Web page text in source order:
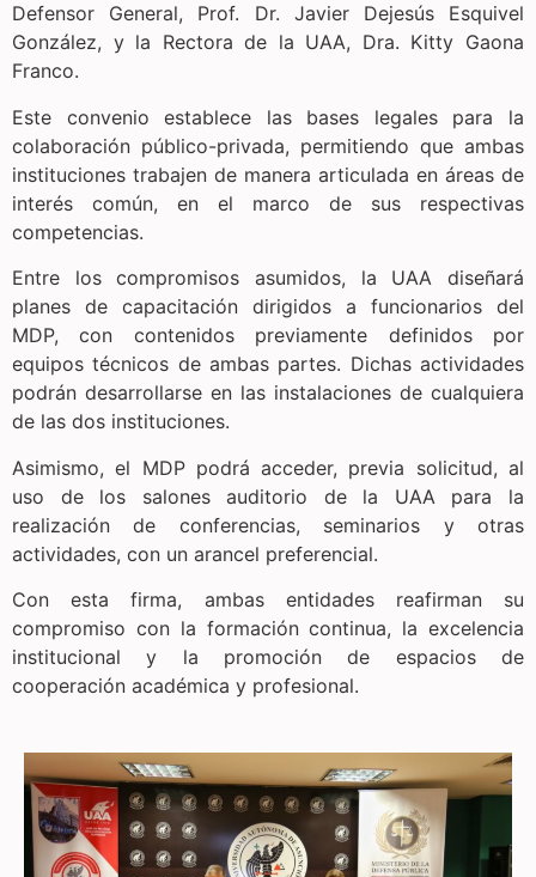
Defensor General, Prof. Dr. Javier Dejesús Esquivel
González, y la Rectora de la UAA, Dra. Kitty Gaona
Franco.
Este convenio establece las bases legales para la
colaboración público-privada, permitiendo que ambas
instituciones trabajen de manera articulada en áreas de
interés común, en el marco de sus respectivas
competencias.
Entre los compromisos asumidos, la UAA diseñará
planes de capacitación dirigidos a funcionarios del
MDP, con contenidos previamente definidos por
equipos técnicos de ambas partes. Dichas actividades
podrán desarrollarse en las instalaciones de cualquiera
de las dos instituciones.
Asimismo, el MDP podrá acceder, previa solicitud, al
uso de los salones auditorio de la UAA para la
realización de conferencias, seminarios y otras
actividades, con un arancel preferencial.
Con esta firma, ambas entidades reafirman su
compromiso con la formación continua, la excelencia
institucional y la promoción de espacios de
cooperación académica y profesional.